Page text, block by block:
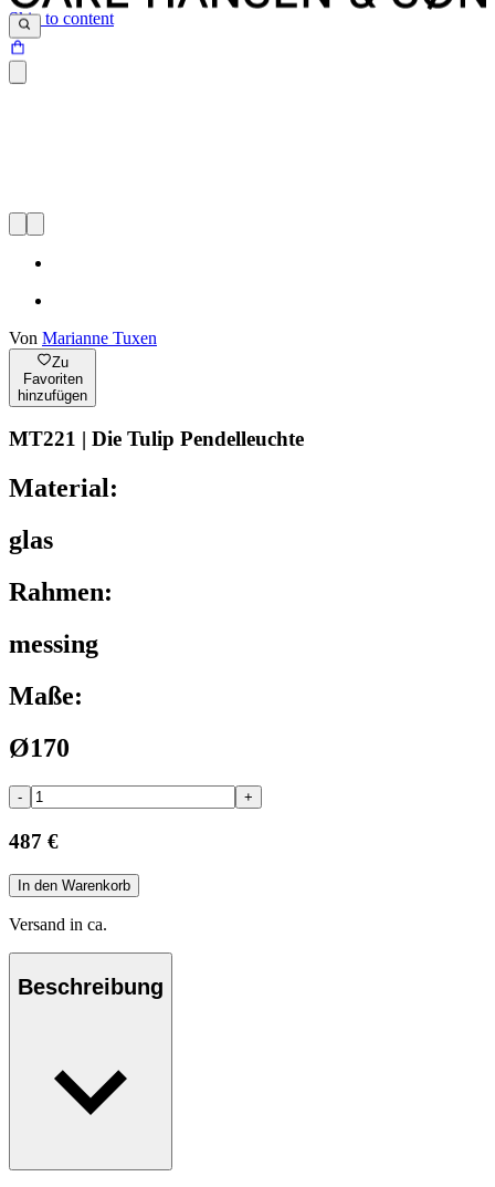
Skip to content
Von Marianne Tuxen
Zu
Favoriten
hinzufügen
MT221 | Die Tulip Pendelleuchte
Material:
glas
Rahmen:
messing
Maße:
Ø170
- +
487 €
In den Warenkorb
Versand in ca.
Beschreibung